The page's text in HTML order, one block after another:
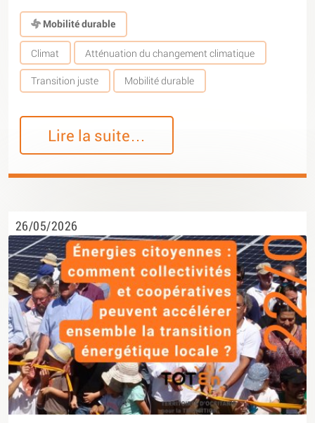
Mobilité durable
Climat Atténuation du changement climatique
Transition juste Mobilité durable
Lire la suite…
26/05/2026